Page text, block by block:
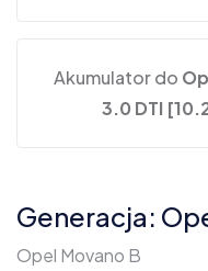
Akumulator do
3.0 DTI
Generacja:
Opel Movano B